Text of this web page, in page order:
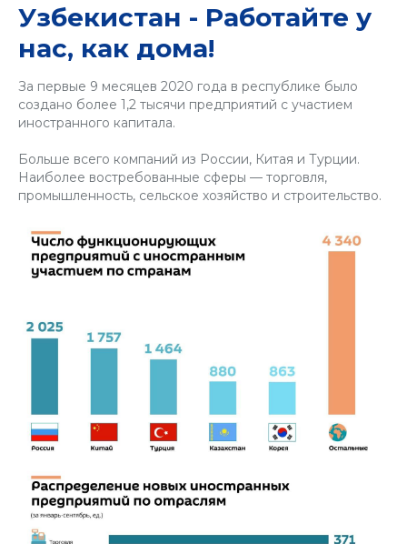
Узбекистан - Работайте у
нас, как дома!
За первые 9 месяцев 2020 года в республике было
создано более 1,2 тысячи предприятий с участием
иностранного капитала.
Больше всего компаний из России, Китая и Турции.
Наиболее востребованные сферы — торговля,
промышленность, сельское хозяйство и строительство.